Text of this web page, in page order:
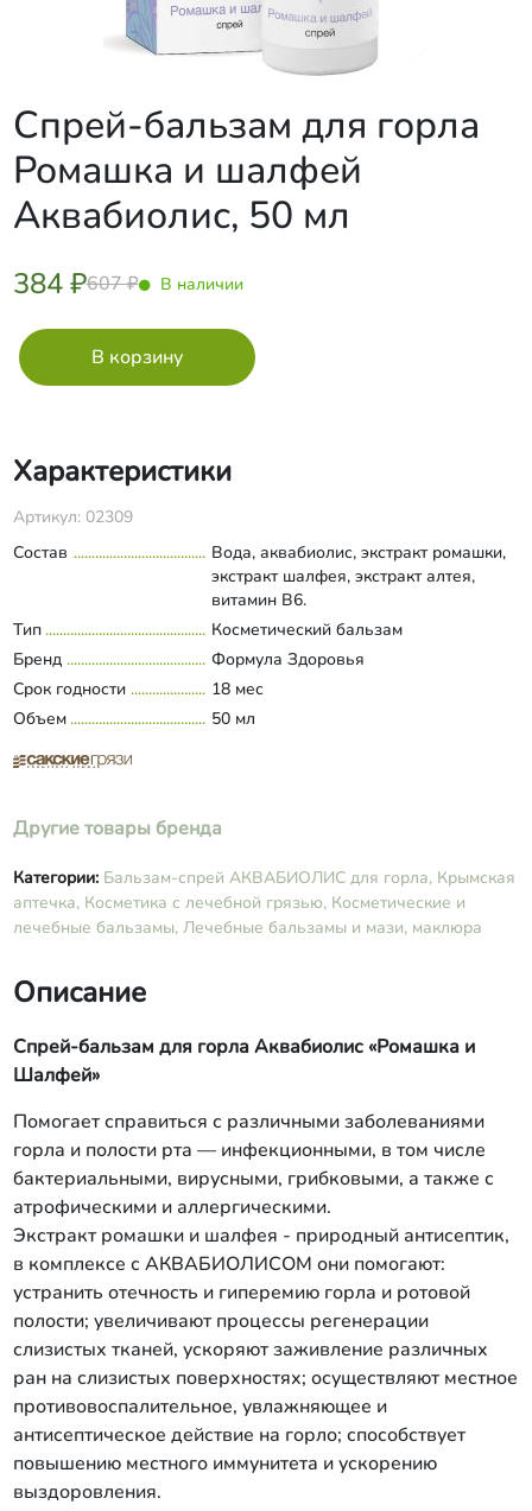
Спрей-бальзам для горла
Ромашка и шалфей
Аквабиолис, 50 мл
384 ₽607 ₽ В наличии
Характеристики
Артикул: 02309
Состав
Вода, аквабиолис, экстракт ромашки,
экстракт шалфея, экстракт алтея,
витамин В6.
Тип
Косметический бальзам
Бренд
Формула Здоровья
Срок годности
18 мес
Объем
50 мл
Другие товары бренда
Категории: Бальзам-спрей АКВАБИОЛИС для горла, Крымская
аптечка, Косметика с лечебной грязью, Косметические и
лечебные бальзамы, Лечебные бальзамы и мази, маклюра
Описание
Спрей-бальзам для горла Аквабиолис «Ромашка и
Шалфей»
Помогает справиться с различными заболеваниями
горла и полости рта — инфекционными, в том числе
бактериальными, вирусными, грибковыми, а также с
атрофическими и аллергическими.
Экстракт ромашки и шалфея - природный антисептик,
в комплексе с АКВАБИОЛИСОМ они помогают:
устранить отечность и гиперемию горла и ротовой
полости; увеличивают процессы регенерации
слизистых тканей, ускоряют заживление различных
ран на слизистых поверхностях; осуществляют местное
противовоспалительное, увлажняющее и
антисептическое действие на горло; способствует
повышению местного иммунитета и ускорению
выздоровления.